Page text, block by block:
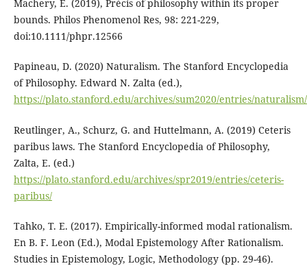
Machery, E. (2019), Précis of philosophy within its proper
bounds. Philos Phenomenol Res, 98: 221-229,
doi:10.1111/phpr.12566
Papineau, D. (2020) Naturalism. The Stanford Encyclopedia
of Philosophy. Edward N. Zalta (ed.),
https://plato.stanford.edu/archives/sum2020/entries/naturalism/
Reutlinger, A., Schurz, G. and Huttelmann, A. (2019) Ceteris
paribus laws. The Stanford Encyclopedia of Philosophy,
Zalta, E. (ed.)
https://plato.stanford.edu/archives/spr2019/entries/ceteris-
paribus/
Tahko, T. E. (2017). Empirically-informed modal rationalism.
En B. F. Leon (Ed.), Modal Epistemology After Rationalism.
Studies in Epistemology, Logic, Methodology (pp. 29-46).